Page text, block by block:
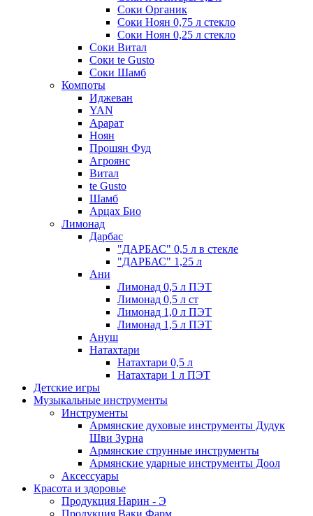
Соки Органик
Соки Ноян 0,75 л стекло
Соки Ноян 0,25 л стекло
Соки Витал
Соки te Gusto
Соки Шамб
Компоты
Иджеван
YAN
Арарат
Ноян
Прошян Фуд
Агроянс
Витал
te Gusto
Шамб
Арцах Био
Лимонад
Дарбас
"ДАРБАС" 0,5 л в стекле
"ДАРБАС" 1,25 л
Ани
Лимонад 0,5 л ПЭТ
Лимонад 0,5 л ст
Лимонад 1,0 л ПЭТ
Лимонад 1,5 л ПЭТ
Ануш
Натахтари
Натахтари 0,5 л
Натахтари 1 л ПЭТ
Детские игры
Музыкальные инструменты
Инструменты
Армянские духовые инструменты Дудук
Шви Зурна
Армянские струнные инструменты
Армянские ударные инструменты Доол
Аксессуары
Красота и здоровье
Продукция Нарин - Э
Продукция Ваки Фарм